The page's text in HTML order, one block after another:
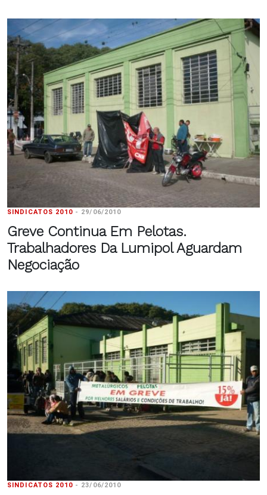
SINDICATOS 2010- 29/06/2010
Greve Continua Em Pelotas.
Trabalhadores Da Lumipol Aguardam
Negociação
SINDICATOS 2010- 23/06/2010